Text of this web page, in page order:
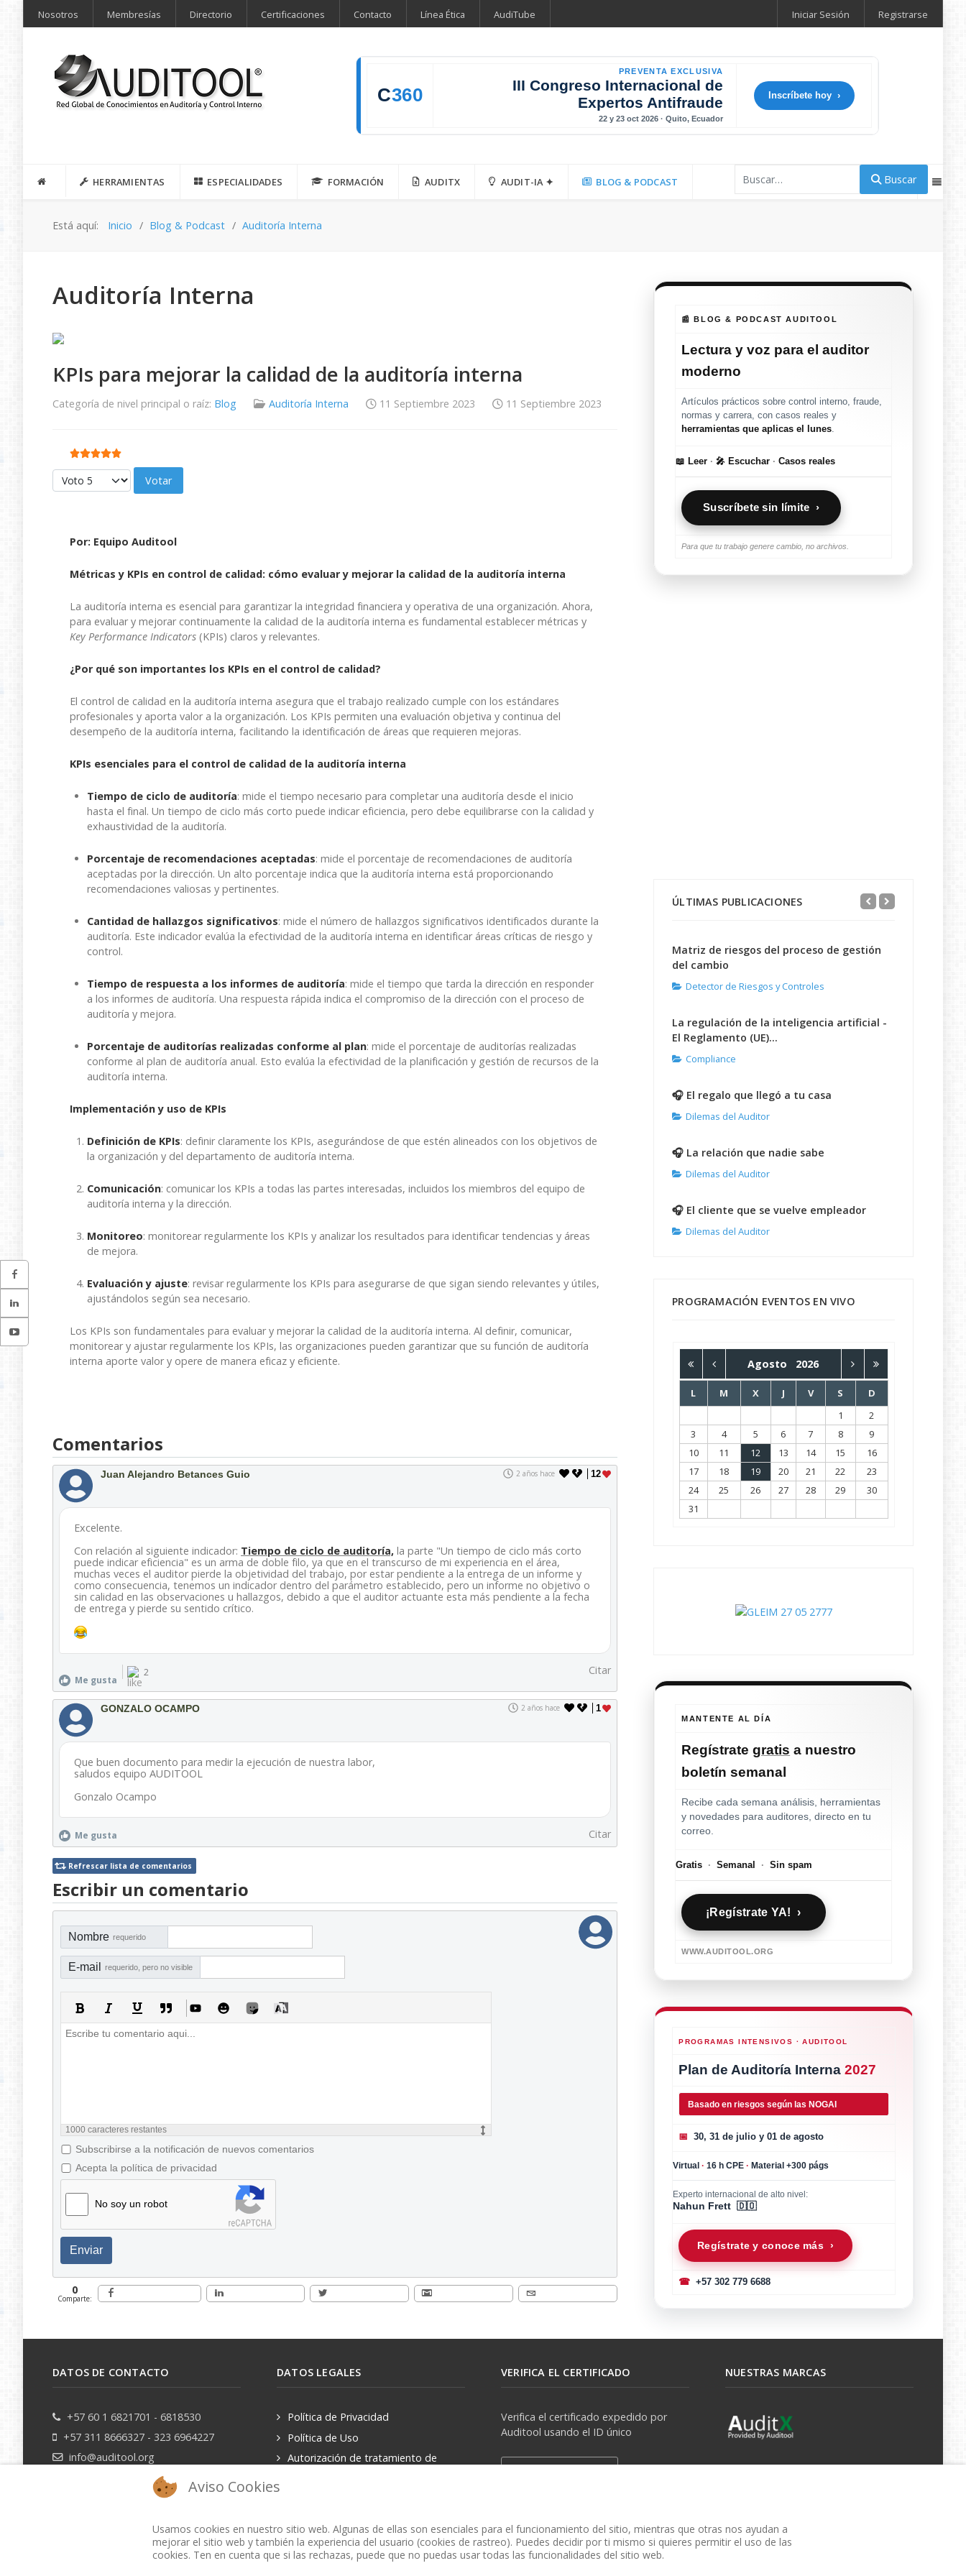
Nosotros Membresías Directorio Certificaciones Contacto Línea Ética AudiTube Iniciar Sesión Registrarse
C360
PREVENTA EXCLUSIVA
III Congreso Internacional de
Expertos Antifraude
22 y 23 oct 2026 · Quito, Ecuador
Inscríbete hoy ›
HERRAMIENTAS ESPECIALIDADES FORMACIÓN AUDITX AUDIT-IA ✦ BLOG & PODCAST Buscar
Está aquí: Inicio Blog & Podcast Auditoría Interna
Auditoría Interna
KPIs para mejorar la calidad de la auditoría interna
Categoría de nivel principal o raíz: Blog Auditoría Interna 11 Septiembre 2023 11 Septiembre 2023
Ratio:5/5
Por favor, vote
Por: Equipo Auditool
Métricas y KPIs en control de calidad: cómo evaluar y mejorar la calidad de la auditoría interna
La auditoría interna es esencial para garantizar la integridad financiera y operativa de una organización. Ahora,
para evaluar y mejorar continuamente la calidad de la auditoría interna es fundamental establecer métricas y
Key Performance Indicators (KPIs) claros y relevantes.
¿Por qué son importantes los KPIs en el control de calidad?
El control de calidad en la auditoría interna asegura que el trabajo realizado cumple con los estándares
profesionales y aporta valor a la organización. Los KPIs permiten una evaluación objetiva y continua del
desempeño de la auditoría interna, facilitando la identificación de áreas que requieren mejoras.
KPIs esenciales para el control de calidad de la auditoría interna
Tiempo de ciclo de auditoría: mide el tiempo necesario para completar una auditoría desde el inicio
hasta el final. Un tiempo de ciclo más corto puede indicar eficiencia, pero debe equilibrarse con la calidad y
exhaustividad de la auditoría.
Porcentaje de recomendaciones aceptadas: mide el porcentaje de recomendaciones de auditoría
aceptadas por la dirección. Un alto porcentaje indica que la auditoría interna está proporcionando
recomendaciones valiosas y pertinentes.
Cantidad de hallazgos significativos: mide el número de hallazgos significativos identificados durante la
auditoría. Este indicador evalúa la efectividad de la auditoría interna en identificar áreas críticas de riesgo y
control.
Tiempo de respuesta a los informes de auditoría: mide el tiempo que tarda la dirección en responder
a los informes de auditoría. Una respuesta rápida indica el compromiso de la dirección con el proceso de
auditoría y mejora.
Porcentaje de auditorías realizadas conforme al plan: mide el porcentaje de auditorías realizadas
conforme al plan de auditoría anual. Esto evalúa la efectividad de la planificación y gestión de recursos de la
auditoría interna.
Implementación y uso de KPIs
Definición de KPIs: definir claramente los KPIs, asegurándose de que estén alineados con los objetivos de
la organización y del departamento de auditoría interna.
Comunicación: comunicar los KPIs a todas las partes interesadas, incluidos los miembros del equipo de
auditoría interna y la dirección.
Monitoreo: monitorear regularmente los KPIs y analizar los resultados para identificar tendencias y áreas
de mejora.
Evaluación y ajuste: revisar regularmente los KPIs para asegurarse de que sigan siendo relevantes y útiles,
ajustándolos según sea necesario.
Los KPIs son fundamentales para evaluar y mejorar la calidad de la auditoría interna. Al definir, comunicar,
monitorear y ajustar regularmente los KPIs, las organizaciones pueden garantizar que su función de auditoría
interna aporte valor y opere de manera eficaz y eficiente.
Comentarios
12
Juan Alejandro Betances Guio 2 años hace
Excelente.
Con relación al siguiente indicador: Tiempo de ciclo de auditoría, la parte "Un tiempo de ciclo más corto
puede indicar eficiencia" es un arma de doble filo, ya que en el transcurso de mi experiencia en el área,
muchas veces el auditor pierde la objetividad del trabajo, por estar pendiente a la entrega de un informe y
como consecuencia, tenemos un indicador dentro del parámetro establecido, pero un informe no objetivo o
sin calidad en las observaciones u hallazgos, debido a que el auditor actuante esta más pendiente a la fecha
de entrega y pierde su sentido crítico.
Me gusta
2 Citar
1
GONZALO OCAMPO 2 años hace
Que buen documento para medir la ejecución de nuestra labor,
saludos equipo AUDITOOL
Gonzalo Ocampo
Me gusta Citar
Refrescar lista de comentarios
Escribir un comentario
Nombre requerido
E-mail requerido, pero no visible
1000 caracteres restantes
Subscribirse a la notificación de nuevos comentarios
Acepta la política de privacidad
No soy un robot
Enviar
0
Comparte:
📰 BLOG & PODCAST AUDITOOL
Lectura y voz para el auditor
moderno
Artículos prácticos sobre control interno, fraude,
normas y carrera, con casos reales y
herramientas que aplicas el lunes
📖 Leer · 🎤 Escuchar · Casos reales
Suscríbete sin límite ›
Para que tu trabajo genere cambio, no archivos.
ÚLTIMAS PUBLICACIONES
Matriz de riesgos del proceso de gestión
del cambio
Detector de Riesgos y Controles
La regulación de la inteligencia artificial -
El Reglamento (UE)...
Compliance
🎧 El regalo que llegó a tu casa
Dilemas del Auditor
🎧 La relación que nadie sabe
Dilemas del Auditor
🎧 El cliente que se vuelve empleador
Dilemas del Auditor
PROGRAMACIÓN EVENTOS EN VIVO
Agosto 2026
L M X J V S
D
1
2
3
4 5 6 7 8
9
10
11 12 13 14 15
16
17
18 19 20 21 22
23
24
25 26 27 28 29
30
31
MANTENTE AL DÍA
Regístrategratis a nuestro
boletín semanal
Recibe cada semana análisis, herramientas
y novedades para auditores, directo en tu
correo.
Gratis · Semanal · Sin spam
¡Regístrate YA! ›
WWW.AUDITOOL.ORG
PROGRAMAS INTENSIVOS · AUDITOOL
Plan de Auditoría Interna2027
Basado en riesgos según las NOGAI
📅 30, 31 de julio y 01 de agosto
Virtual· 16 h CPE· Material +300 págs
Experto internacional de alto nivel:
Nahun Frett 🇩🇴
Regístrate y conoce más ›
☎ +57 302 779 6688
DATOS DE CONTACTO
+57 60 1 6821701 - 6818530
+57 311 8666327 - 323 6964227
info@auditool.org
Bogotá, Colombia
DATOS LEGALES
Política de Privacidad
Política de Uso
Autorización de tratamiento de
VERIFICA EL CERTIFICADO
Verifica el certificado expedido por
Auditool usando el ID único
NUESTRAS MARCAS
Aviso Cookies
Usamos cookies en nuestro sitio web. Algunas de ellas son esenciales para el funcionamiento del sitio, mientras que otras nos ayudan a
mejorar el sitio web y también la experiencia del usuario (cookies de rastreo). Puedes decidir por ti mismo si quieres permitir el uso de las
cookies. Ten en cuenta que si las rechazas, puede que no puedas usar todas las funcionalidades del sitio web.